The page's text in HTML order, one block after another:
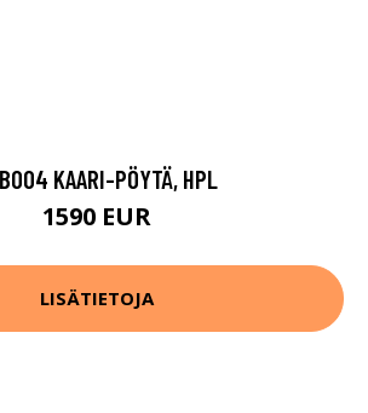
KAARI-PÖYTÄ, HPL
1590 EUR
LISÄTIETOJA